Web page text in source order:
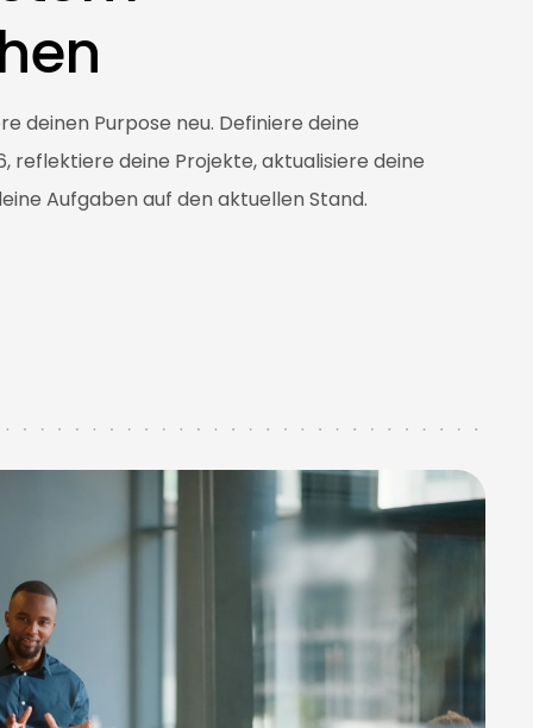
deinen Purpose neu. Definiere deine
reflektiere deine Projekte, aktualisiere deine
Aufgaben auf den aktuellen Stand.